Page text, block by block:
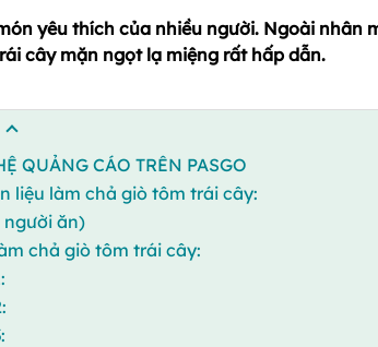
yêu thích của nhiều người. Ngoài nhân
cây mặn ngọt lạ miệng rất hấp dẫn.
QUẢNG CÁO TRÊN PASGO
liệu làm chả giò tôm trái cây:
người ăn)
chả giò tôm trái cây: